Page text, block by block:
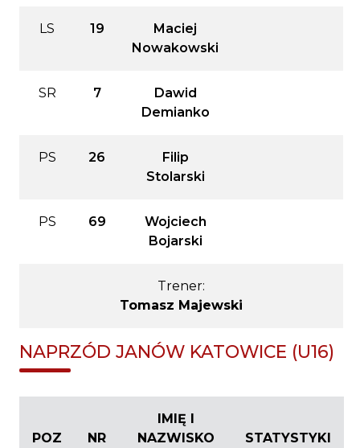
LS 19
Maciej
Nowakowski
SR 7
Dawid
Demianko
PS 26
Filip
Stolarski
PS 69
Wojciech
Bojarski
Trener:
Tomasz Majewski
NAPRZÓD JANÓW KATOWICE (U16)
POZ NR
IMIĘ I
NAZWISKO
STATYSTYKI